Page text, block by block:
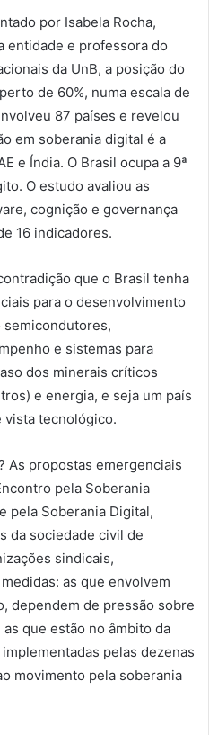
por Isabela Rocha,
entidade e professora do
da UnB, a posição do
de 60%, numa escala de
87 países e revelou
em soberania digital é a
e Índia. O Brasil ocupa a 9ª
O estudo avaliou as
cognição e governança
16 indicadores.
que o Brasil tenha
para o desenvolvimento
e sistemas para
dos minerais críticos
e energia, e seja um país
vista tecnológico.
As propostas emergenciais
pela Soberania
pela Soberania Digital,
da sociedade civil de
sindicais,
as que envolvem
dependem de pressão sobre
que estão no âmbito da
pelas dezenas
movimento pela soberania